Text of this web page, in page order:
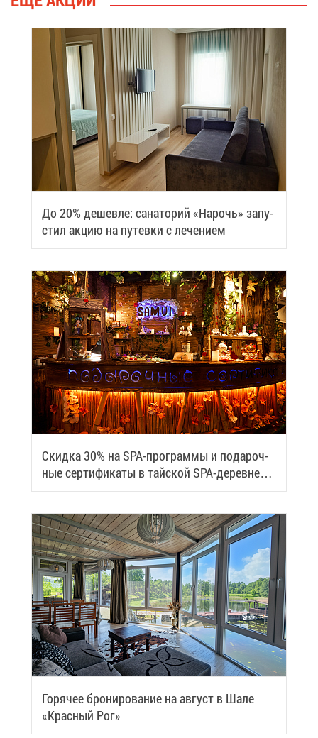
До 20% де­шев­ле: са­на­то­рий «На­рочь» за­пу­
стил ак­цию на пу­тев­ки с ле­че­ни­ем
Скид­ка 30% на SPA-про­грам­мы и по­да­роч­
ные сер­ти­фи­ка­ты в тай­ской SPA-де­ревне
Samui
Го­ря­чее бро­ни­ро­ва­ние на ав­густ в Ша­ле
«Крас­ный Рог»